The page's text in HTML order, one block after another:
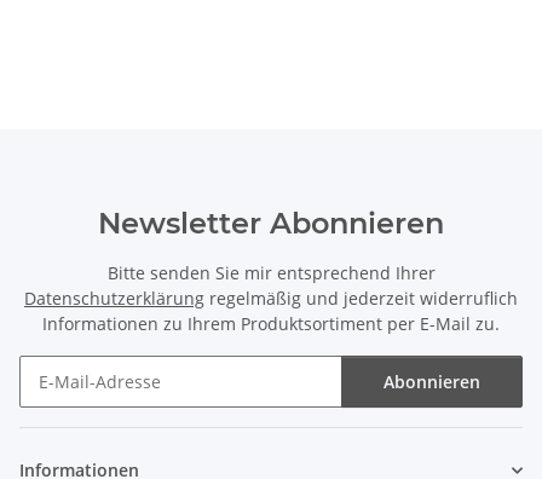
Newsletter Abonnieren
Bitte senden Sie mir entsprechend Ihrer
Datenschutzerklärung regelmäßig und jederzeit widerruflich
Informationen zu Ihrem Produktsortiment per E-Mail zu.
Abonnieren
Informationen